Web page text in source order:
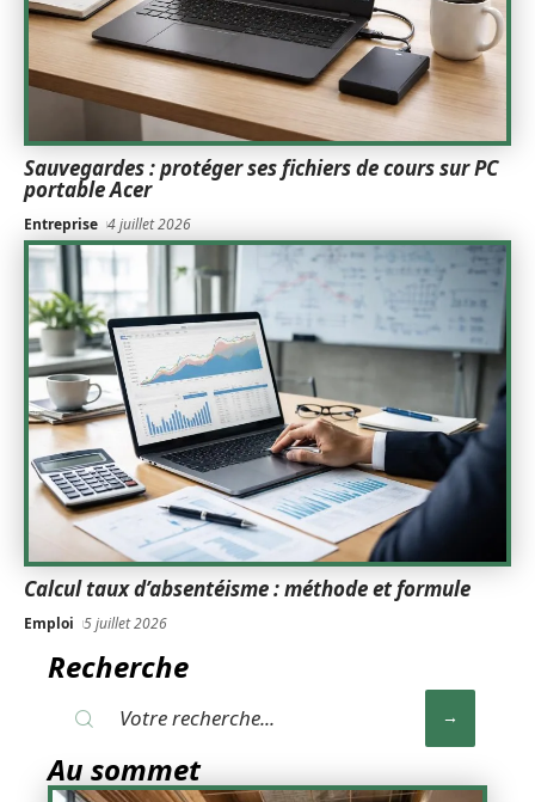
Sauvegardes : protéger ses fichiers de cours sur PC
portable Acer
Entreprise 4 juillet 2026
Calcul taux d’absentéisme : méthode et formule
Emploi 5 juillet 2026
Recherche
Au sommet